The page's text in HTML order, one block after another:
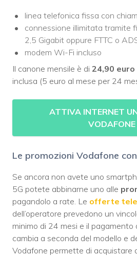
linea telefonica fissa con
connessione illimitata tramite
2,5 Gigabit oppure FTTC o
modem Wi-Fi incluso
Il canone mensile è di 24,90 euro
inclusa (5 euro al mese per 24
ATTIVA INTERNET
VODAFONE
Le promozioni Vodafone
Se ancora non avete uno
5G potete abbinarne uno alle
pagandolo a rate. Le offerte
dell’operatore prevedono un
minimo di 24 mesi e il pagamento
cambia a seconda del modello e
Vodafone permette di acquistare